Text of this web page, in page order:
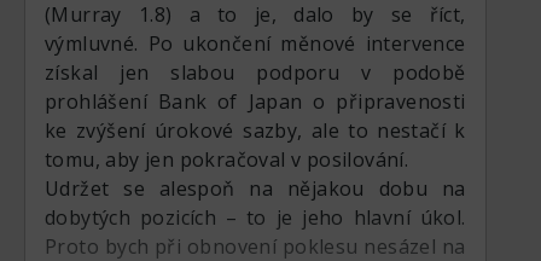
(Murray 1.8) a to je, dalo by se říct,
výmluvné. Po ukončení měnové intervence
získal jen slabou podporu v podobě
prohlášení Bank of Japan o připravenosti
ke zvýšení úrokové sazby, ale to nestačí k
tomu, aby jen pokračoval v posilování.
Udržet se alespoň na nějakou dobu na
dobytých pozicích – to je jeho hlavní úkol.
Proto bych při obnovení poklesu nesázel na